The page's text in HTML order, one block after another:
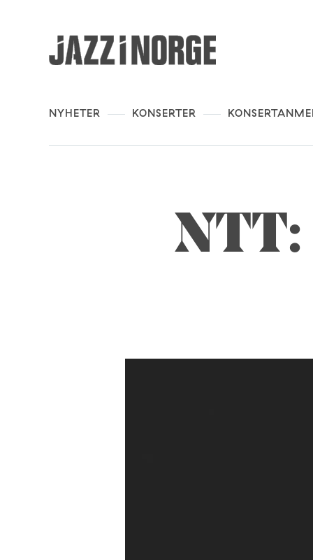
NYHETER KONSERTER